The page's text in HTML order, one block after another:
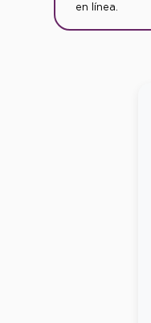
en línea.